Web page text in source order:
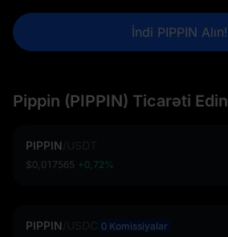
İndi PIPPIN Alın!
Pippin (PIPPIN) Ticarəti Edin
PIPPIN
$0,017565 +0,72%
PIPPIN
0 Komissiyalar